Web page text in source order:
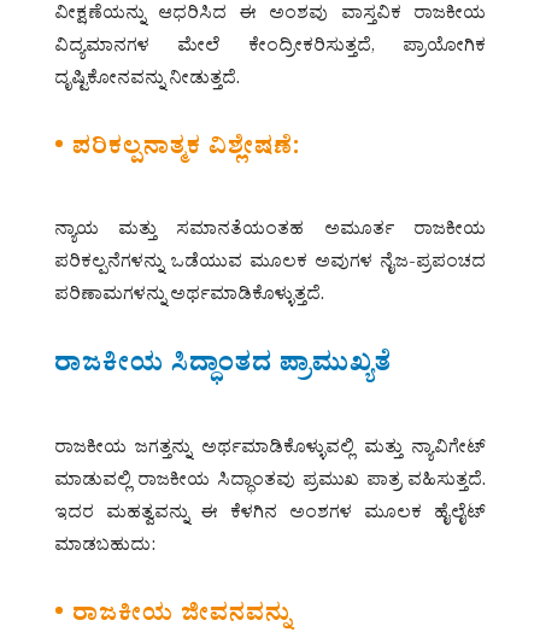
ವೀಕ್ಷಣೆಯನ್ನು ಆಧರಿಸಿದ ಈ ಅಂಶವು ವಾಸ್ತವಿಕ ರಾಜಕೀಯ
ವಿದ್ಯಮಾನಗಳ ಮೇಲೆ ಕೇಂದ್ರೀಕರಿಸುತ್ತದೆ, ಪ್ರಾಯೋಗಿಕ
ದೃಷ್ಟಿಕೋನವನ್ನು ನೀಡುತ್ತದೆ.
• ಪರಿಕಲ್ಪನಾತ್ಮಕ ವಿಶ್ಲೇಷಣೆ:
ನ್ಯಾಯ ಮತ್ತು ಸಮಾನತೆಯಂತಹ ಅಮೂರ್ತ ರಾಜಕೀಯ
ಪರಿಕಲ್ಪನೆಗಳನ್ನು ಒಡೆಯುವ ಮೂಲಕ ಅವುಗಳ ನೈಜ-ಪ್ರಪಂಚದ
ಪರಿಣಾಮಗಳನ್ನು ಅರ್ಥಮಾಡಿಕೊಳ್ಳುತ್ತದೆ.
ರಾಜಕೀಯ ಸಿದ್ಧಾಂತದ ಪ್ರಾಮುಖ್ಯತೆ
ರಾಜಕೀಯ ಜಗತ್ತನ್ನು ಅರ್ಥಮಾಡಿಕೊಳ್ಳುವಲ್ಲಿ ಮತ್ತು ನ್ಯಾವಿಗೇಟ್
ಮಾಡುವಲ್ಲಿ ರಾಜಕೀಯ ಸಿದ್ಧಾಂತವು ಪ್ರಮುಖ ಪಾತ್ರ ವಹಿಸುತ್ತದೆ.
ಇದರ ಮಹತ್ವವನ್ನು ಈ ಕೆಳಗಿನ ಅಂಶಗಳ ಮೂಲಕ ಹೈಲೈಟ್
ಮಾಡಬಹುದು:
• ರಾಜಕೀಯ ಜೀವನವನ್ನು